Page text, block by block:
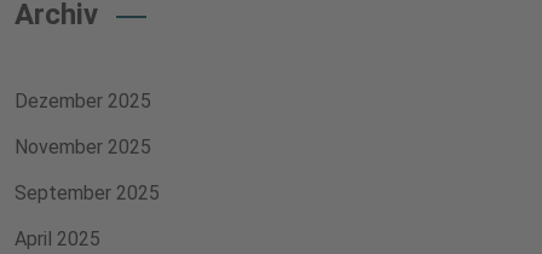
Archiv
Dezember 2025
November 2025
September 2025
April 2025